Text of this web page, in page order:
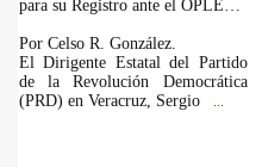
para su Registro ante el OPLE…
Por Celso R. González.
El Dirigente Estatal del Partido
de la Revolución Democrática
(PRD) en Veracruz, Sergio